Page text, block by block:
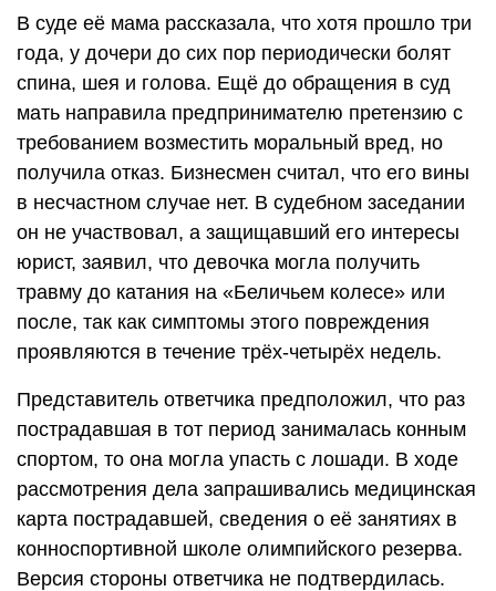
В суде её мама рассказала, что хотя прошло три
года, у дочери до сих пор периодически болят
спина, шея и голова. Ещё до обращения в суд
мать направила предпринимателю претензию с
требованием возместить моральный вред, но
получила отказ. Бизнесмен считал, что его вины
в несчастном случае нет. В судебном заседании
он не участвовал, а защищавший его интересы
юрист, заявил, что девочка могла получить
травму до катания на «Беличьем колесе» или
после, так как симптомы этого повреждения
проявляются в течение трёх-четырёх недель.
Представитель ответчика предположил, что раз
пострадавшая в тот период занималась конным
спортом, то она могла упасть с лошади. В ходе
рассмотрения дела запрашивались медицинская
карта пострадавшей, сведения о её занятиях в
конноспортивной школе олимпийского резерва.
Версия стороны ответчика не подтвердилась.